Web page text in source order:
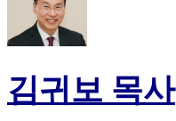
김귀보 목사